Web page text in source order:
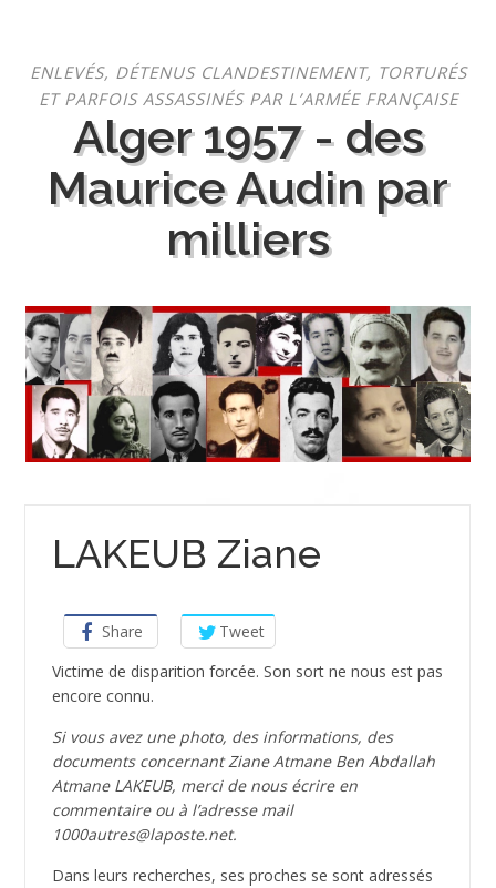
contenu
ENLEVÉS, DÉTENUS CLANDESTINEMENT, TORTURÉS
ET PARFOIS ASSASSINÉS PAR L’ARMÉE FRANÇAISE
Alger 1957 - des
Maurice Audin par
milliers
LAKEUB Ziane
Share
Tweet
­Victime de disparition forcée. Son sort ne nous est pas
encore connu.
Si vous avez une photo, des informations, des
documents concernant Ziane Atmane Ben Abdallah
Atmane LAKEUB, merci de nous écrire en
commentaire ou à l’adresse mail
1000autres@laposte.net.
Dans leurs recherches, ses proches se sont adressés